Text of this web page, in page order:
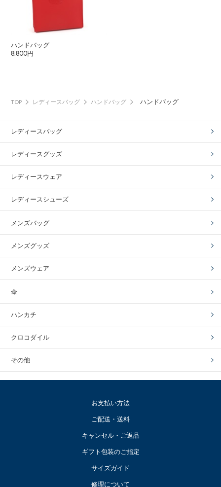
ハンドバッグ
8,800円
TOP レディースバッグ ハンドバッグ ハンドバッグ
レディースバッグ
レディースグッズ
レディースウェア
レディースシューズ
メンズバッグ
メンズグッズ
メンズウェア
傘
ハンカチ
クロコダイル
その他
お支払い方法
ご配送・送料
キャンセル・ご返品
ギフト包装のご指定
サイズガイド
修理について